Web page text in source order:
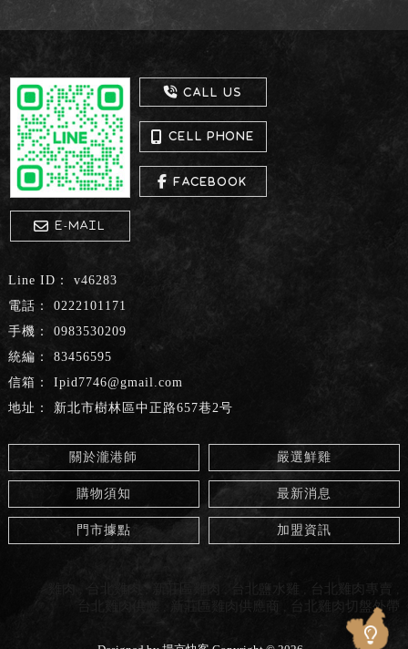
v46283
0222101171
0983530209
83456595
Ipid7746@gmail.com
新北市樹林區中正路657巷2号
關於瀧港師 嚴選鮮雞
購物須知 最新消息
門市據點 加盟資訊
台北鹽水雞
台北雞肉專賣
台北雞肉切盤外帶